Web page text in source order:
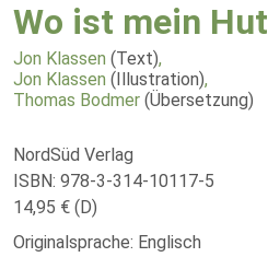
Wo ist mein Hut
Jon Klassen (Text),
Jon Klassen (Illustration),
Thomas Bodmer (Übersetzung)
NordSüd Verlag
ISBN: 978-3-314-10117-5
14,95 € (D)
Originalsprache: Englisch